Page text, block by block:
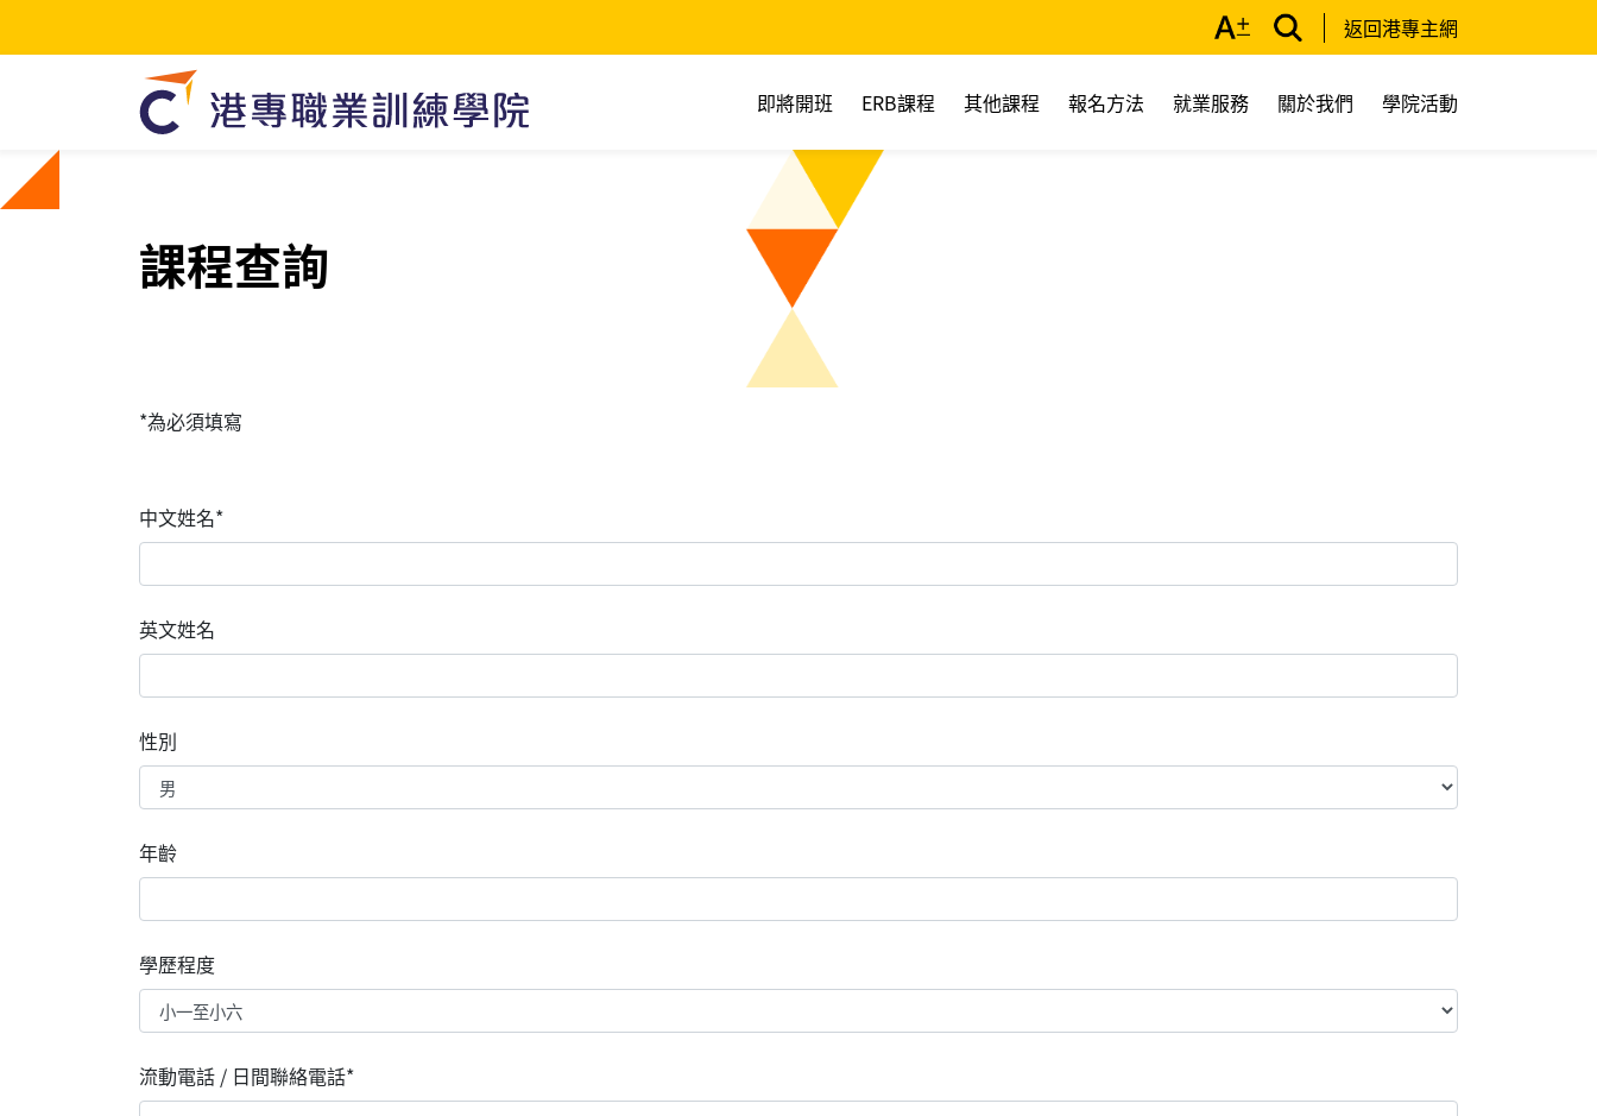
返回港專主網
即將開班 ERB課程 其他課程 報名方法 就業服務 關於我們 學院活動
課程查詢
*為必須填寫
中文姓名*
英文姓名
性別
年齡
學歷程度
流動電話 / 日間聯絡電話*